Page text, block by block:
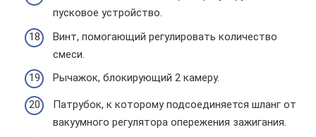
пусковое устройство.
Винт, помогающий регулировать количество
смеси.
Рычажок, блокирующий 2 камеру.
Патрубок, к которому подсоединяется шланг от
вакуумного регулятора опережения зажигания.